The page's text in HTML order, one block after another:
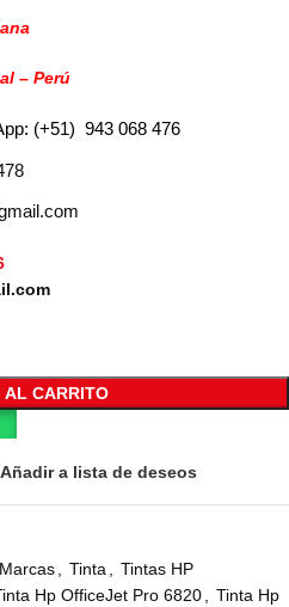
– Perú
(+51) 943 068 476
AL CARRITO
Añadir a lista de deseos
Marcas, Tinta, Tintas HP
Hp OfficeJet Pro 6820, Tinta Hp